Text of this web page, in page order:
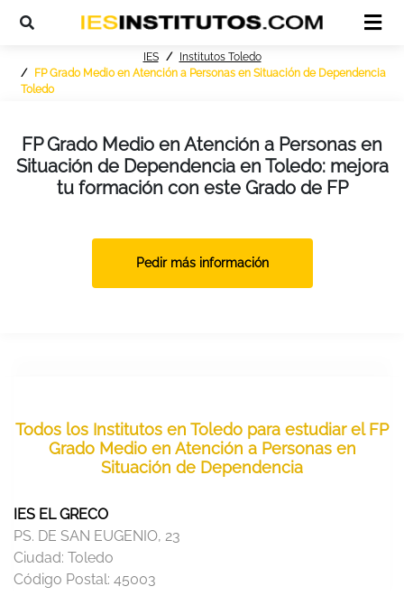
IES
Institutos Toledo
FP Grado Medio en Atención a Personas en Situación de Dependencia
Toledo
FP Grado Medio en Atención a Personas en
Situación de Dependencia en Toledo: mejora
tu formación con este Grado de FP
Pedir más información
Todos los Institutos en Toledo para estudiar el FP
Grado Medio en Atención a Personas en
Situación de Dependencia
IES EL GRECO
PS. DE SAN EUGENIO, 23
Ciudad: Toledo
Código Postal: 45003